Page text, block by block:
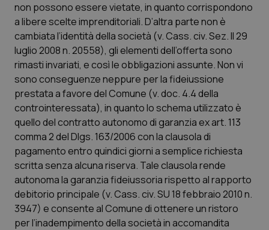
non possono essere vietate, in quanto corrispondono
a libere scelte imprenditoriali. D’altra parte non è
cambiata l’identità della società (v. Cass. civ. Sez. II 29
luglio 2008 n. 20558), gli elementi dell’offerta sono
rimasti invariati, e così le obbligazioni assunte. Non vi
sono conseguenze neppure per la fideiussione
prestata a favore del Comune (v. doc. 4.4 della
controinteressata), in quanto lo schema utilizzato è
quello del contratto autonomo di garanzia ex art. 113
comma 2 del Dlgs. 163/2006 con la clausola di
pagamento entro quindici giorni a semplice richiesta
scritta senza alcuna riserva. Tale clausola rende
autonoma la garanzia fideiussoria rispetto al rapporto
debitorio principale (v. Cass. civ. SU 18 febbraio 2010 n.
3947) e consente al Comune di ottenere un ristoro
per l’inadempimento della società in accomandita
YSC
Google LLC
.youtube.com
__Secure-
ROLLOUT_TOKEN
.youtube.com
5 mesi 4
settimane